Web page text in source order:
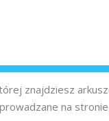
znajdziesz
na